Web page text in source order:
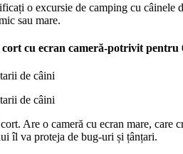
o excursie de camping cu
sau mare.
cu ecran cameră-potrivit pentru
Are o cameră cu ecran mare,
îl va proteja de bug-uri și țânțari.